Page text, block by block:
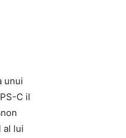
unui
C il
al lui